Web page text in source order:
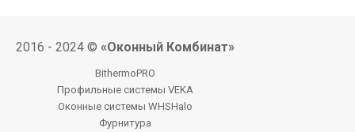
2016 - 2024 © «Оконный Комбинат»
BithermoPRO
Профильные системы VEKA
Оконные системы WHSHalo
Фурнитура